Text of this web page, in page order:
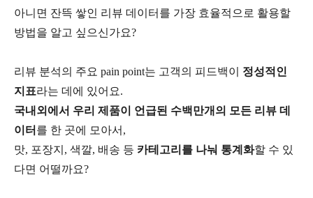
아니면 잔뜩 쌓인 리뷰 데이터를 가장 효율적으로 활용할
방법을 알고 싶으신가요?
리뷰 분석의 주요 pain point는 고객의 피드백이 정성적인
지표라는 데에 있어요.
국내외에서 우리 제품이 언급된 수백만개의 모든 리뷰 데
이터 를 한 곳에 모아서,
맛, 포장지, 색깔, 배송 등 카테고리를 나눠 통계화할 수 있
다면 어떨까요?